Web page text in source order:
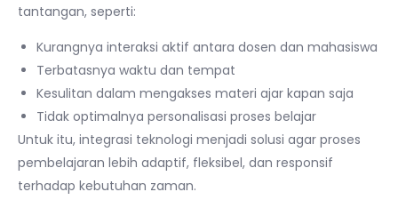
tantangan, seperti:
Kurangnya interaksi aktif antara dosen dan mahasiswa
Terbatasnya waktu dan tempat
Kesulitan dalam mengakses materi ajar kapan saja
Tidak optimalnya personalisasi proses belajar
Untuk itu, integrasi teknologi menjadi solusi agar proses
pembelajaran lebih adaptif, fleksibel, dan responsif
terhadap kebutuhan zaman.